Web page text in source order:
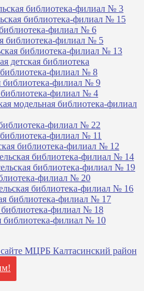
библиотека-филиал № 3
библиотека-филиал № 15
филиал № 6
библиотека-филиал № 5
библиотека-филиал № 13
детская библиотека
библиотека-филиал № 8
библиотека-филиал № 9
библиотека-филиал № 4
модельная библиотека-филиал
филиал № 22
филиал № 11
библиотека-филиал № 12
библиотека-филиал № 14
библиотека-филиал № 19
филиал № 20
библиотека-филиал № 16
библиотека-филиал № 17
библиотека-филиал № 18
библиотека-филиал № 10